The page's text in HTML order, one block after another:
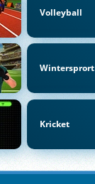
Volleyball
Wintersprort
Kricket